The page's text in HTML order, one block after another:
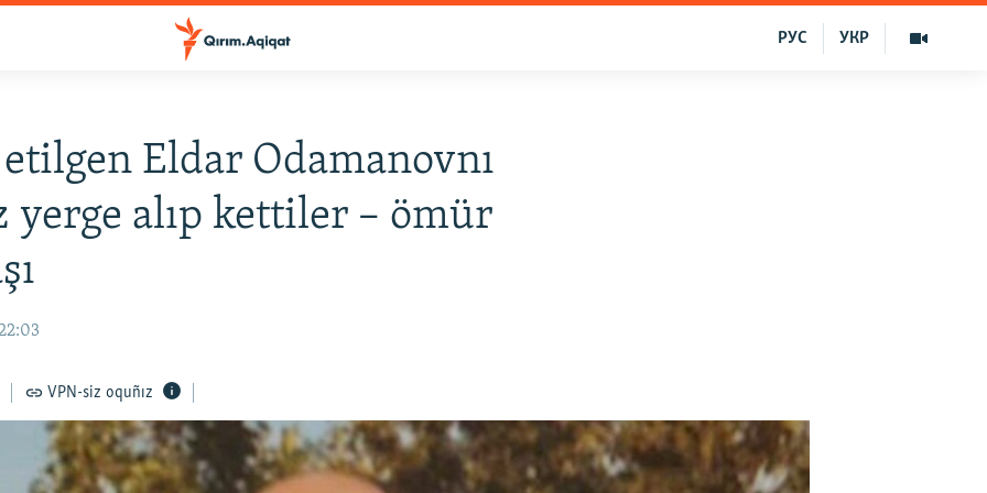
УКР
РУС
Eldar Odamanovnı
yerge alıp kettiler – ömür
VPN-siz oquñız